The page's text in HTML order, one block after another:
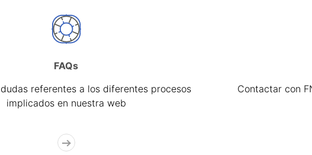
FAQs
referentes a los diferentes procesos
implicados en nuestra web
Contactar con